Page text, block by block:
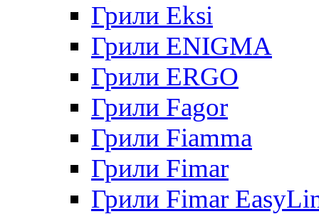
Грили Eksi
Грили ENIGMA
Грили ERGO
Грили Fagor
Грили Fiamma
Грили Fimar
Грили Fimar